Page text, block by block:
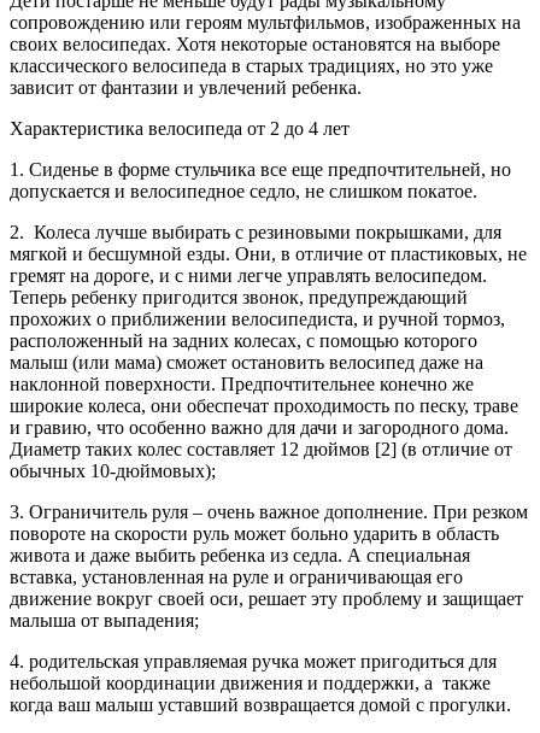
сопровождению или героям мультфильмов, изображенных на
своих велосипедах. Хотя некоторые остановятся на выборе
классического велосипеда в старых традициях, но это уже
зависит от фантазии и увлечений ребенка.
Характеристика велосипеда от 2 до 4 лет
1. Сиденье в форме стульчика все еще предпочтительней, но
допускается и велосипедное седло, не слишком покатое.
2. Колеса лучше выбирать с резиновыми покрышками, для
мягкой и бесшумной езды. Они, в отличие от пластиковых, не
гремят на дороге, и с ними легче управлять велосипедом.
Теперь ребенку пригодится звонок, предупреждающий
прохожих о приближении велосипедиста, и ручной тормоз,
расположенный на задних колесах, с помощью которого
малыш (или мама) сможет остановить велосипед даже на
наклонной поверхности. Предпочтительнее конечно же
широкие колеса, они обеспечат проходимость по песку, траве
и гравию, что особенно важно для дачи и загородного дома.
Диаметр таких колес составляет 12 дюймов [2] (в отличие от
обычных 10-дюймовых);
3. Ограничитель руля – очень важное дополнение. При резком
повороте на скорости руль может больно ударить в область
живота и даже выбить ребенка из седла. А специальная
вставка, установленная на руле и ограничивающая его
движение вокруг своей оси, решает эту проблему и защищает
малыша от выпадения;
4. родительская управляемая ручка может пригодиться для
небольшой координации движения и поддержки, а также
когда ваш малыш уставший возвращается домой с прогулки.